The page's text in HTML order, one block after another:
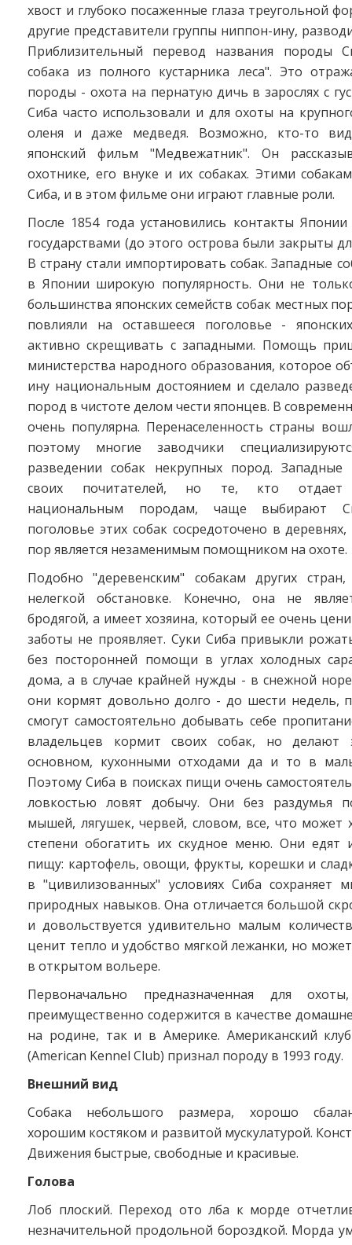
хвост и глубоко посаженные глаза треугольной
другие представители группы ниппон-ину,
Приблизительный перевод названия породы
собака из полного кустарника леса". Это
породы - охота на пернатую дичь в зарослях с
Сиба часто использовали и для охоты на
оленя и даже медведя. Возможно, кто-то
японский фильм "Медвежатник". Он
охотнике, его внуке и их собаках. Этими
Сиба, и в этом фильме они играют главные роли.
После 1854 года установились контакты
государствами (до этого острова были закрыты
В страну стали импортировать собак. Западные
в Японии широкую популярность. Они не
большинства японских семейств собак местных
повлияли на оставшееся поголовье -
активно скрещивать с западными. Помощь
министерства народного образования, которое
ину национальным достоянием и сделало
пород в чистоте делом чести японцев. В
очень популярна. Перенаселенность страны
поэтому многие заводчики
разведении собак некрупных пород.
своих почитателей, но те, кто отдает
национальным породам, чаще выбирают
поголовье этих собак сосредоточено в
пор является незаменимым помощником на охоте.
Подобно "деревенским" собакам других
нелегкой обстановке. Конечно, она не
бродягой, а имеет хозяина, который ее очень
заботы не проявляет. Суки Сиба привыкли
без посторонней помощи в углах холодных
дома, а в случае крайней нужды - в снежной
они кормят довольно долго - до шести недель,
смогут самостоятельно добывать себе
владельцев кормит своих собак, но делают
основном, кухонными отходами да и то в
Поэтому Сиба в поисках пищи очень
ловкостью ловят добычу. Они без раздумья
мышей, лягушек, червей, словом, все, что может
степени обогатить их скудное меню. Они едят
пищу: картофель, овощи, фрукты, корешки и
в "цивилизованных" условиях Сиба сохраняет
природных навыков. Она отличается большой
и довольствуется удивительно малым
ценит тепло и удобство мягкой лежанки, но
в открытом вольере.
Первоначально предназначенная для
преимущественно содержится в качестве
на родине, так и в Америке. Американский клуб
(American Kennel Club) признал породу в 1993 году.
Внешний вид
Собака небольшого размера, хорошо
хорошим костяком и развитой мускулатурой.
Движения быстрые, свободные и красивые.
Голова
Лоб плоский. Переход ото лба к морде
незначительной продольной бороздкой. Морда